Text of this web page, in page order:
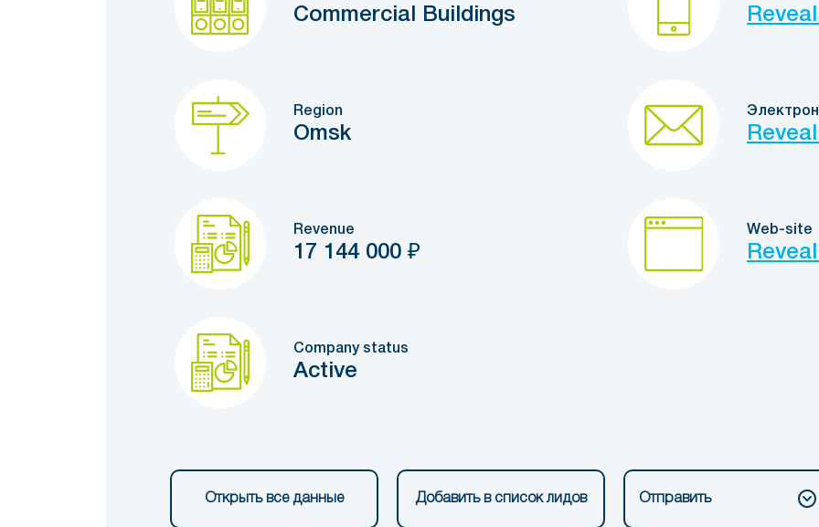
Commercial Buildings
Region
Omsk
Revenue
17 144 000 ₽
Web-site
Company status
Active
Открыть все данные Добавить в список лидов Отправить